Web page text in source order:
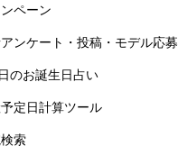
ペーン
ンケート・投稿・モデル応募
のお誕生日占い
定日計算ツール
索